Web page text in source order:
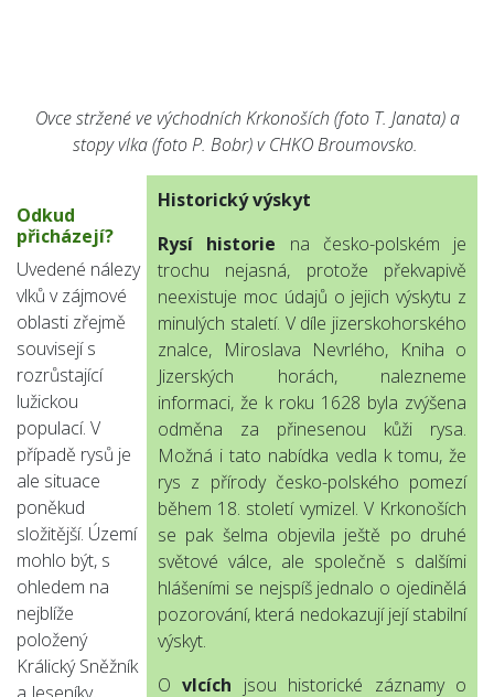
Ovce stržené ve východních Krkonoších (foto T. Janata) a
stopy vlka (foto P. Bobr) v CHKO Broumovsko.
Historický výskyt
Rysí historie na česko-polském je
trochu nejasná, protože překvapivě
neexistuje moc údajů o jejich výskytu z
minulých staletí. V díle jizerskohorského
znalce, Miroslava Nevrlého, Kniha o
Jizerských horách, nalezneme
informaci, že k roku 1628 byla zvýšena
odměna za přinesenou kůži rysa.
Možná i tato nabídka vedla k tomu, že
rys z přírody česko-polského pomezí
během 18. století vymizel. V Krkonoších
se pak šelma objevila ještě po druhé
světové válce, ale společně s dalšími
hlášeními se nejspíš jednalo o ojedinělá
pozorování, která nedokazují její stabilní
výskyt.
Ovlcích jsou historické záznamy o
Odkud
přicházejí?
Uvedené nálezy
vlků v zájmové
oblasti zřejmě
souvisejí s
rozrůstající
lužickou
populací. V
případě rysů je
ale situace
poněkud
složitější. Území
mohlo být, s
ohledem na
nejblíže
položený
Králický Sněžník